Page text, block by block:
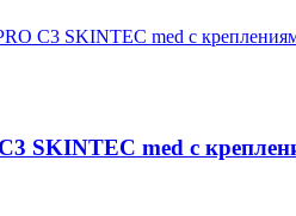
SKINTEC med с